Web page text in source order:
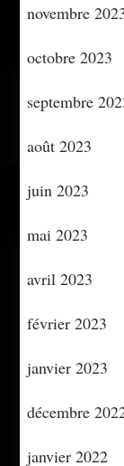
novembre
octobre 2023
septembre
août 2023
juin 2023
mai 2023
avril 2023
février 2023
janvier 2023
décembre
janvier 2022